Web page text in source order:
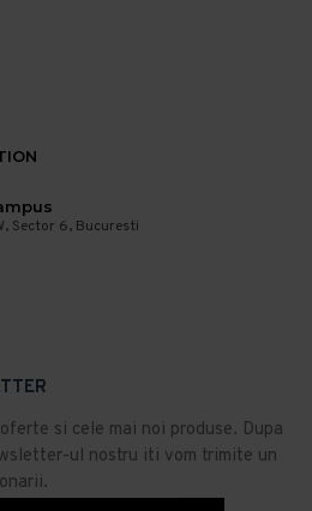
Sector 6, Bucuresti
si cele mai noi produse. Dupa
ul nostru iti vom trimite un